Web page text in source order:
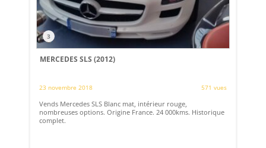
3
MERCEDES SLS (2012)
23 novembre 2018 571 vues
Vends Mercedes SLS Blanc mat, intérieur rouge,
nombreuses options. Origine France. 24 000kms. Historique
complet.